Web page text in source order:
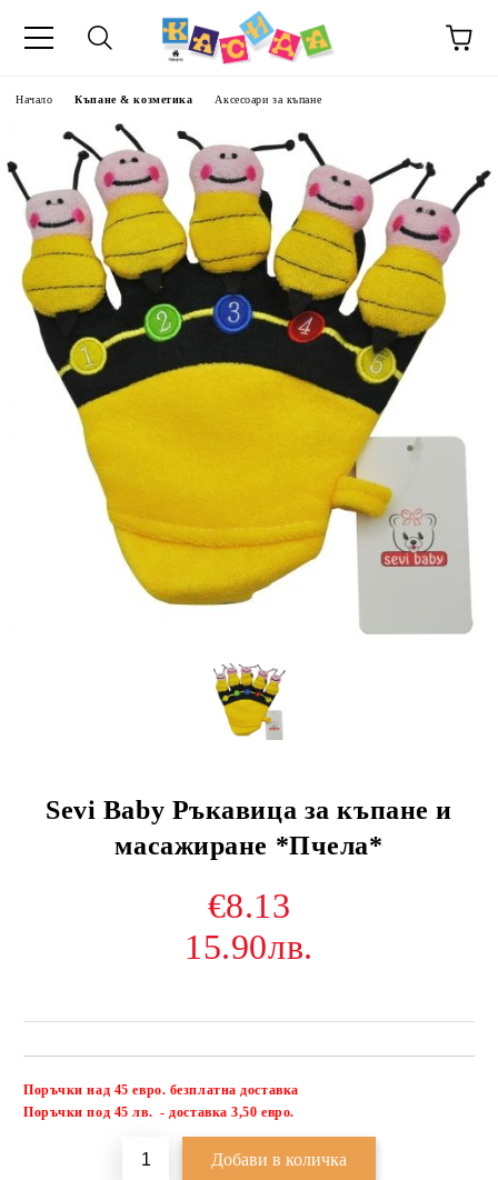
Начало Къпане & козметика Аксесоари за къпане
Sevi Baby Ръкавица за къпане и
масажиране *Пчела*
€8.13
15.90лв.
Поръчки над 45 евро. безплатна доставка
Поръчки под 45 лв. - доставка 3,50 евро.